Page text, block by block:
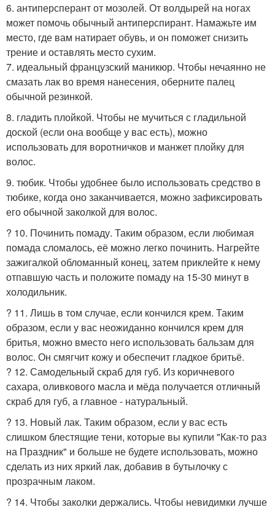
6. антиперсперант от мозолей. От волдырей на ногах
может помочь обычный антиперспирант. Намажьте им
место, где вам натирает обувь, и он поможет снизить
трение и оставлять место сухим.
7. идеальный французский маникюр. Чтобы нечаянно не
смазать лак во время нанесения, оберните палец
обычной резинкой.
8. гладить плойкой. Чтобы не мучиться с гладильной
доской (если она вообще у вас есть), можно
использовать для воротничков и манжет плойку для
волос.
9. тюбик. Чтобы удобнее было использовать средство в
тюбике, когда оно заканчивается, можно зафиксировать
его обычной заколкой для волос.
? 10. Починить помаду. Таким образом, если любимая
помада сломалось, её можно легко починить. Нагрейте
зажигалкой обломанный конец, затем приклейте к нему
отпавшую часть и положите помаду на 15-30 минут в
холодильник.
? 11. Лишь в том случае, если кончился крем. Таким
образом, если у вас неожиданно кончился крем для
бритья, можно вместо него использовать бальзам для
волос. Он смягчит кожу и обеспечит гладкое бритьё.
? 12. Самодельный скраб для губ. Из коричневого
сахара, оливкового масла и мёда получается отличный
скраб для губ, а главное - натуральный.
? 13. Новый лак. Таким образом, если у вас есть
слишком блестящие тени, которые вы купили "Как-то раз
на Праздник" и больше не будете использовать, можно
сделать из них яркий лак, добавив в бутылочку с
прозрачным лаком.
? 14. Чтобы заколки держались. Чтобы невидимки лучше